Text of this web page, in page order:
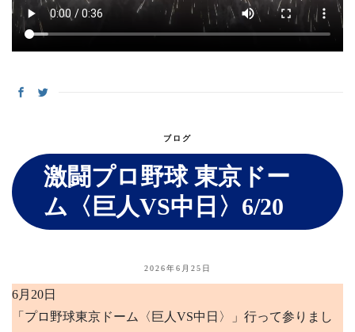
ブログ
激闘プロ野球 東京ドー
ム〈巨人VS中日〉6/20
2026年6月25日
6月20日
「プロ野球東京ドーム〈巨人VS中日〉」行って参りまし